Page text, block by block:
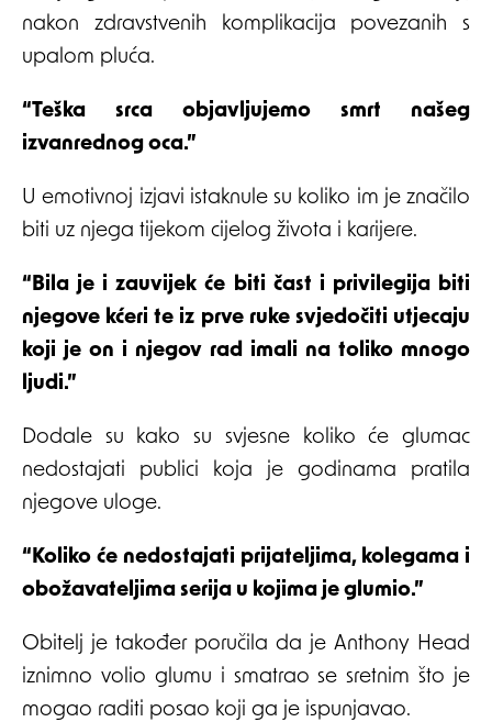
nakon zdravstvenih komplikacija povezanih s
upalom pluća.
“Teška srca objavljujemo smrt našeg
izvanrednog oca.”
U emotivnoj izjavi istaknule su koliko im je značilo
biti uz njega tijekom cijelog života i karijere.
“Bila je i zauvijek će biti čast i privilegija biti
njegove kćeri te iz prve ruke svjedočiti utjecaju
koji je on i njegov rad imali na toliko mnogo
ljudi.”
Dodale su kako su svjesne koliko će glumac
nedostajati publici koja je godinama pratila
njegove uloge.
“Koliko će nedostajati prijateljima, kolegama i
obožavateljima serija u kojima je glumio.”
Obitelj je također poručila da je Anthony Head
iznimno volio glumu i smatrao se sretnim što je
mogao raditi posao koji ga je ispunjavao.